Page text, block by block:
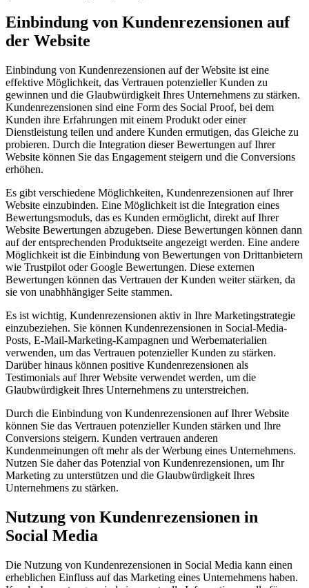
Einbindung von Kundenrezensionen auf
der Website
Einbindung von Kundenrezensionen auf der Website ist eine
effektive Möglichkeit, das Vertrauen potenzieller Kunden zu
gewinnen und die Glaubwürdigkeit Ihres Unternehmens zu stärken.
Kundenrezensionen sind eine Form des Social Proof, bei dem
Kunden ihre Erfahrungen mit einem Produkt oder einer
Dienstleistung teilen und andere Kunden ermutigen, das Gleiche zu
probieren. Durch die Integration dieser Bewertungen auf Ihrer
Website können Sie das Engagement steigern und die Conversions
erhöhen.
Es gibt verschiedene Möglichkeiten, Kundenrezensionen auf Ihrer
Website einzubinden. Eine Möglichkeit ist die Integration eines
Bewertungsmoduls, das es Kunden ermöglicht, direkt auf Ihrer
Website Bewertungen abzugeben. Diese Bewertungen können dann
auf der entsprechenden Produktseite angezeigt werden. Eine andere
Möglichkeit ist die Einbindung von Bewertungen von Drittanbietern
wie Trustpilot oder Google Bewertungen. Diese externen
Bewertungen können das Vertrauen der Kunden weiter stärken, da
sie von unabhhängiger Seite stammen.
Es ist wichtig, Kundenrezensionen aktiv in Ihre Marketingstrategie
einzubeziehen. Sie können Kundenrezensionen in Social-Media-
Posts, E-Mail-Marketing-Kampagnen und Werbematerialien
verwenden, um das Vertrauen potenzieller Kunden zu stärken.
Darüber hinaus können positive Kundenrezensionen als
Testimonials auf Ihrer Website verwendet werden, um die
Glaubwürdigkeit Ihres Unternehmens zu unterstreichen.
Durch die Einbindung von Kundenrezensionen auf Ihrer Website
können Sie das Vertrauen potenzieller Kunden stärken und Ihre
Conversions steigern. Kunden vertrauen anderen
Kundenmeinungen oft mehr als der Werbung eines Unternehmens.
Nutzen Sie daher das Potenzial von Kundenrezensionen, um Ihr
Marketing zu unterstützen und die Glaubwürdigkeit Ihres
Unternehmens zu stärken.
Nutzung von Kundenrezensionen in
Social Media
Die Nutzung von Kundenrezensionen in Social Media kann einen
erheblichen Einfluss auf das Marketing eines Unternehmens haben.